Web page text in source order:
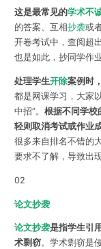
这是最常见的学术不
的答案、互相抄袭或
开卷考试中，查阅超
也是如此，抄同学作
处理学生开除案例时，
都是网课学习，大家
中招”。 根据不同学校
轻则取消考试或作业
很多来自排名不错的
要求不了解，导致出
02
论文抄袭
论文抄袭是指学生引
术剽窃。学术剽窃是